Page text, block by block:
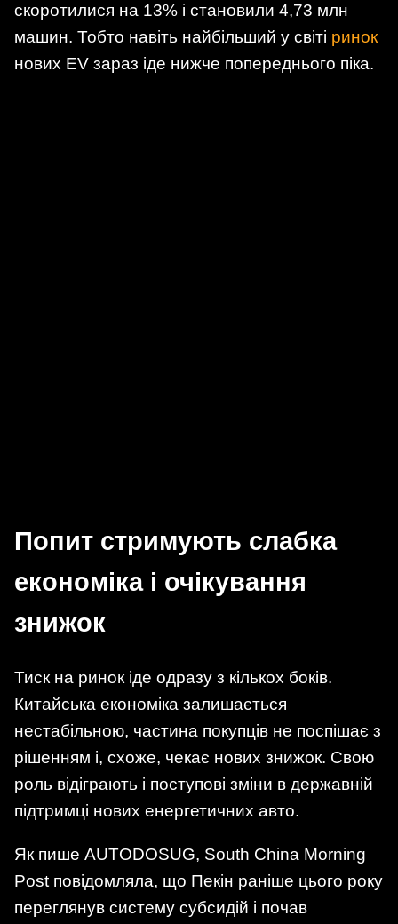
скоротилися на 13% і становили 4,73 млн
машин. Тобто навіть найбільший у світі ринок
нових EV зараз іде нижче попереднього піка.
Попит стримують слабка
економіка і очікування
знижок
Тиск на ринок іде одразу з кількох боків.
Китайська економіка залишається
нестабільною, частина покупців не поспішає з
рішенням і, схоже, чекає нових знижок. Свою
роль відіграють і поступові зміни в державній
підтримці нових енергетичних авто.
Як пише AUTODOSUG, South China Morning
Post повідомляла, що Пекін раніше цього року
переглянув систему субсидій і почав